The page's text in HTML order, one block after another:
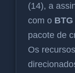
(14), a
com o
pacote de
Os